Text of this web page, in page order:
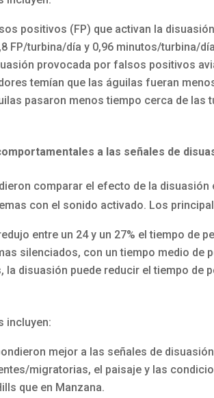
positivos (FP) que activan la
FP/turbina/día y 0,96 minutos/turbina/
provocada por falsos positivos
temían que las águilas fueran
pasaron menos tiempo cerca de
a las señales de
comparar el efecto de la
con el sonido activado. Los
entre un 24 y un 27% el tiempo de
silenciados, con un tiempo medio de
la disuasión puede reducir el tiempo de
incluyen:
mejor a las señales de
migratorias, el paisaje y las
que en Manzana.